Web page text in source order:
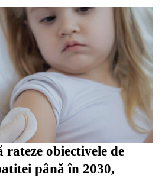
rateze obiectivele de
până în 2030,